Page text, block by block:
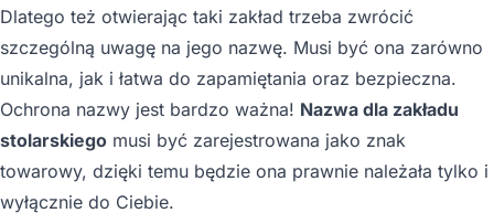
Dlatego też otwierając taki zakład trzeba zwrócić
szczególną uwagę na jego nazwę. Musi być ona zarówno
unikalna, jak i łatwa do zapamiętania oraz bezpieczna.
Ochrona nazwy jest bardzo ważna! Nazwa dla zakładu
stolarskiego musi być zarejestrowana jako znak
towarowy, dzięki temu będzie ona prawnie należała tylko i
wyłącznie do Ciebie.